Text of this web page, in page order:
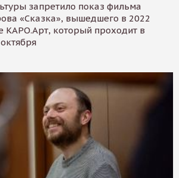
запретило показ фильма
«Сказка», вышедшего в 2022
КАРО.Арт, который проходит в